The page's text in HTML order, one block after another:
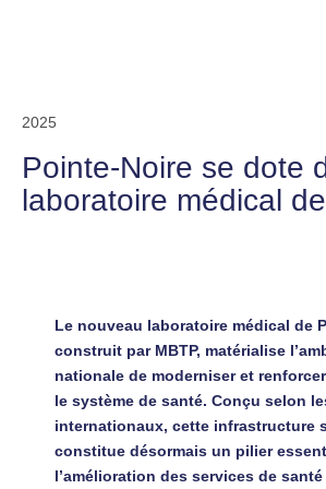
2025
Pointe-Noire se dote
laboratoire médical
Le nouveau laboratoire médical de
construit par MBTP, matérialise
nationale de moderniser et
le système de santé. Conçu selon
internationaux, cette infrastructure
constitue désormais un pilier
l’amélioration des services de